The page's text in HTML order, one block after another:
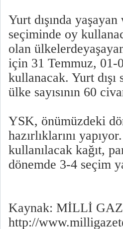
Yurt dışında
seçiminde oy
olan
için 31 Temmuz, 01-
kullanacak. Yurt dışı
ülke sayısının 60
YSK, önümüzdeki
hazırlıklarını
kullanılacak kağıt,
dönemde 3-4 seçim
Kaynak: MİLLİ
http://